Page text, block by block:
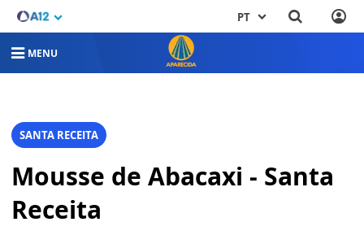
PT
MENU
SANTA RECEITA
Mousse de Abacaxi - Santa
Receita